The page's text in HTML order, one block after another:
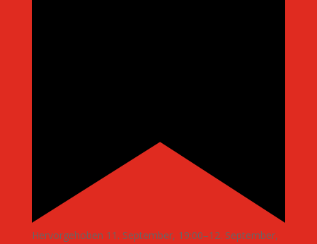
Hervorgehoben 11. September, 19:00–12. September,